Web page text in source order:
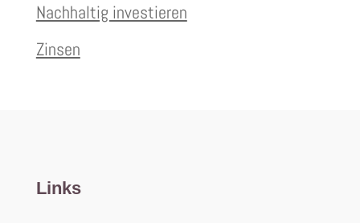
Nachhaltig investieren
Zinsen
Links